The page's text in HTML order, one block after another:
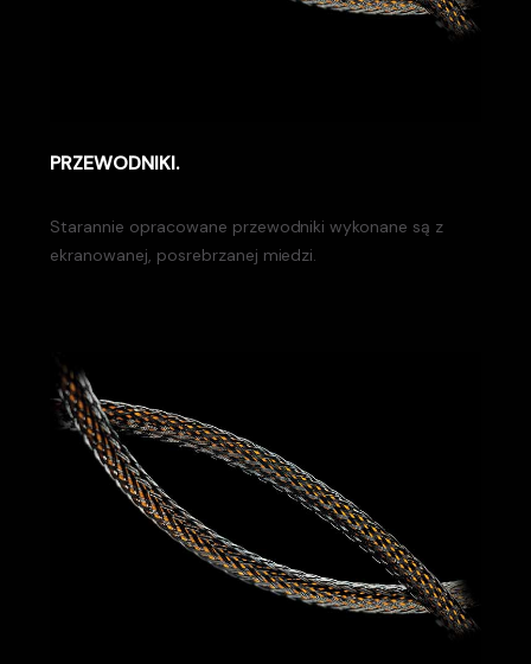
PRZEWODNIKI.
Starannie opracowane przewodniki wykonane są z
ekranowanej, posrebrzanej miedzi.